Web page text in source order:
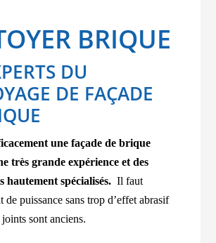
BRIQUE
DU
DE FAÇADE
une façade de brique
très grande expérience et des
hautement spécialisés. Il faut
de puissance sans trop d’effet abrasif
sont anciens.